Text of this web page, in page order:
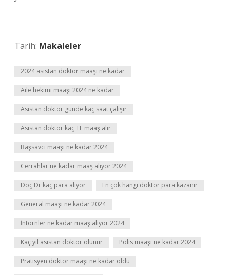
Tarih: Makaleler
2024 asistan doktor maaşı ne kadar
Aile hekimi maaşı 2024 ne kadar
Asistan doktor günde kaç saat çalışır
Asistan doktor kaç TL maaş alır
Başsavcı maaşı ne kadar 2024
Cerrahlar ne kadar maaş alıyor 2024
Doç Dr kaç para alıyor En çok hangi doktor para kazanır
General maaşı ne kadar 2024
İntörnler ne kadar maaş alıyor 2024
Kaç yıl asistan doktor olunur Polis maaşı ne kadar 2024
Pratisyen doktor maaşı ne kadar oldu